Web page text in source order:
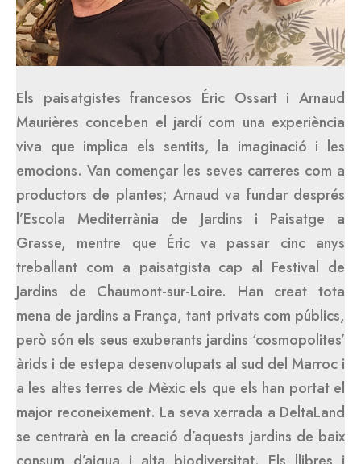
Els paisatgistes francesos Éric Ossart i Arnaud
Maurières conceben el jardí com una experiència
viva que implica els sentits, la imaginació i les
emocions. Van començar les seves carreres com a
productors de plantes; Arnaud va fundar després
l’Escola Mediterrània de Jardins i Paisatge a
Grasse, mentre que Éric va passar cinc anys
treballant com a paisatgista cap al Festival de
Jardins de Chaumont-sur-Loire. Han creat tota
mena de jardins a França, tant privats com públics,
però són els seus exuberants jardins ‘cosmopolites’
àrids i de estepa desenvolupats al sud del Marroc i
a les altes terres de Mèxic els que els han portat el
major reconeixement. La seva xerrada a DeltaLand
se centrarà en la creació d’aquests jardins de baix